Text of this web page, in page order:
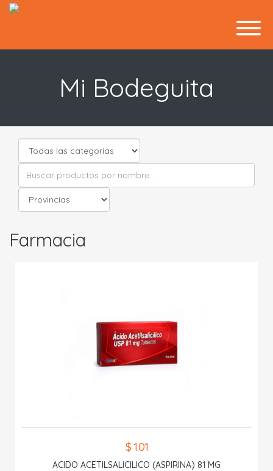
Mi Bodeguita
Farmacia
$ 1.01
ACIDO ACETILSALICILICO (ASPIRINA) 81 MG